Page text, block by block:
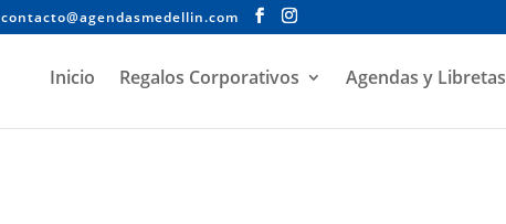
contacto@agendasmedellin.com
Inicio Regalos Corporativos Agendas y Libretas